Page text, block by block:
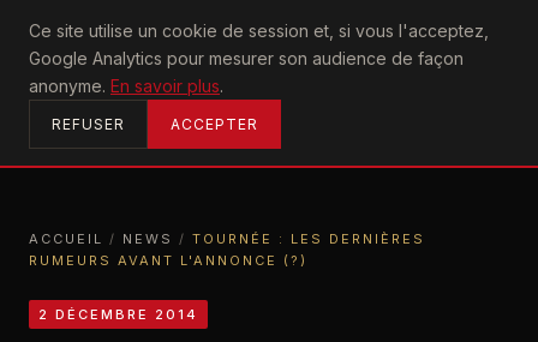
Ce site utilise un cookie de session et, si vous l'acceptez,
Google Analytics pour mesurer son audience de façon
anonyme. En savoir plus.
REFUSER ACCEPTER
U2achtung
ACCUEIL
TOURNÉE : LES DERNIÈRES RUMEURS AVANT L'ANNONCE (?)
ACCUEIL / NEWS / TOURNÉE : LES DERNIÈRES
RUMEURS AVANT L'ANNONCE (?)
2 DÉCEMBRE 2014